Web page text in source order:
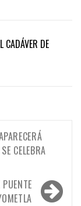
CADÁVER DE
CELEBRA